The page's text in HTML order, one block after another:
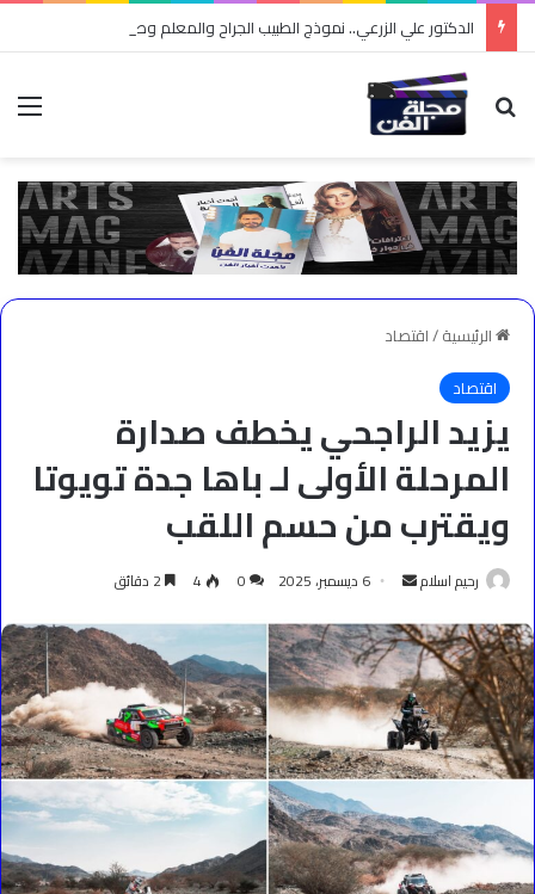
الدكتور علي الزرعي.. نموذج الطبيب الجراح والمعلم وصانع التوعية
بحث عن
الرئيسية/اقتصاد
اقتصاد
يزيد الراجحي يخطف صدارة
المرحلة الأولى لـ باها جدة تويوتا
ويقترب من حسم اللقب
رحيم اسلام
أرسل
إلكترونيا
6 ديسمبر، 2025 0
4